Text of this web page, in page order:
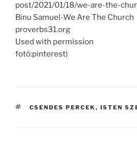
post/2021/01/18/we-are-the-
Binu Samuel-We Are The Church
proverbs31.org
Used with permission
fotó:pinterest)
TAGS
CSENDES PERCEK , ISTEN